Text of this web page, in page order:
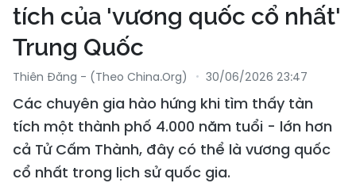
tích của 'vương quốc cổ nhất'
Trung Quốc
Thiên Đăng - (Theo China.org) 30/06/2026 23:47
Các chuyên gia hào hứng khi tìm thấy tàn
tích một thành phố 4.000 năm tuổi - lớn hơn
cả Tử Cấm Thành, đây có thể là vương quốc
cổ nhất trong lịch sử quốc gia.